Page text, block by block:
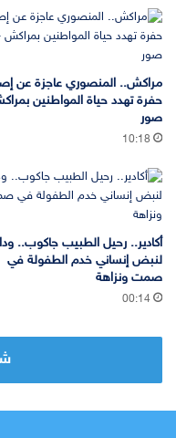
مراكش.. المنصوري عاجزة عن
حفرة تهدد حياة المواطنين
صور
10:18
أكادير.. رحيل الطبيب جاكوب..
لنبض إنساني خدم الطفولة في
صمت ونزاهة
00:14